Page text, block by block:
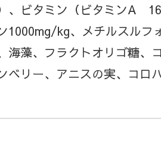
、ビタミン（ビタミンA
1000mg/kg、メチルスルフ
海藻、フラクトオリゴ糖、
ベリー、アニスの実、コロ